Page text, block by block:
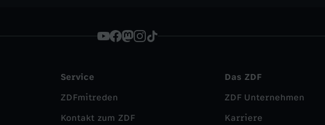
Service
ZDFmitreden
Kontakt zum ZDF
Das ZDF
ZDF Unternehmen
Karriere